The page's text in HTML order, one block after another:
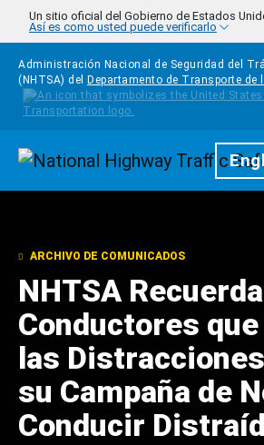
Pasar al contenido principal
Un sitio oficial del Gobierno de Estados
Así es como usted puede verificarlo
Administración Nacional de Seguridad del
(NHTSA) del
Departamento de Transporte de
Homepage
ARCHIVO DE COMUNICADOS
NHTSA
Conductores
las
su Campaña de
Conducir